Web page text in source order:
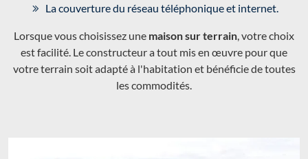
La couverture du réseau téléphonique et internet.
Lorsque vous choisissez une maison sur terrain , votre choix
est facilité. Le constructeur a tout mis en œuvre pour que
votre terrain soit adapté à l'habitation et bénéficie de toutes
les commodités.